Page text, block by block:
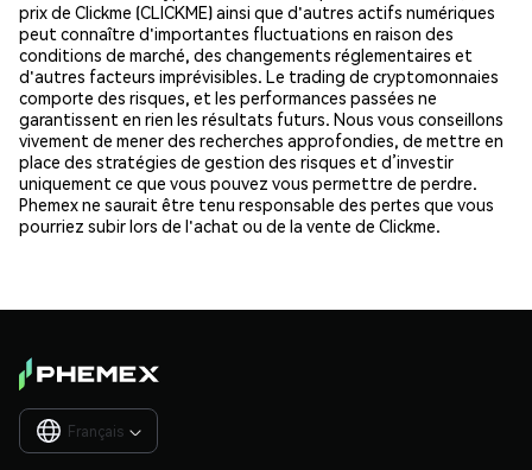
prix de Clickme (CLICKME) ainsi que d'autres actifs numériques
peut connaître d'importantes fluctuations en raison des
conditions de marché, des changements réglementaires et
d'autres facteurs imprévisibles. Le trading de cryptomonnaies
comporte des risques, et les performances passées ne
garantissent en rien les résultats futurs. Nous vous conseillons
vivement de mener des recherches approfondies, de mettre en
place des stratégies de gestion des risques et d’investir
uniquement ce que vous pouvez vous permettre de perdre.
Phemex ne saurait être tenu responsable des pertes que vous
pourriez subir lors de l'achat ou de la vente de Clickme.
Français 